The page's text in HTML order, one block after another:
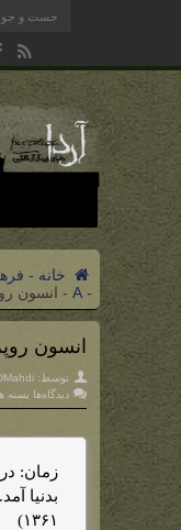
خانه -
-
A
- انسون
انسون
توسط:
دیدگاه‌ها برای
عموی
بسته
بدنیا
۱۳۶۱)